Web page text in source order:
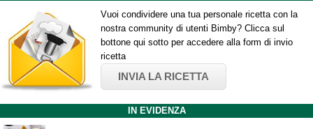
Vuoi condividere una tua personale ricetta con la
nostra community di utenti Bimby? Clicca sul
bottone qui sotto per accedere alla form di invio
ricetta
INVIA LA RICETTA
IN EVIDENZA